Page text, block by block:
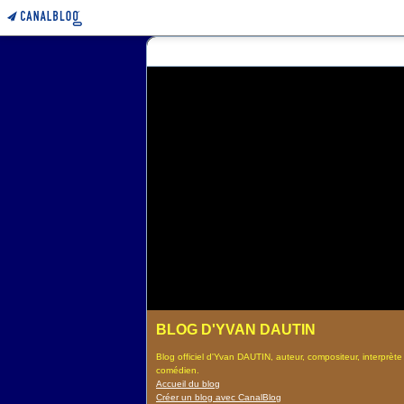
BLOG D'YVAN DAUTIN
Blog officiel d'Yvan DAUTIN, auteur, compositeur,
comédien.
Accueil du blog
Créer un blog avec CanalBlog